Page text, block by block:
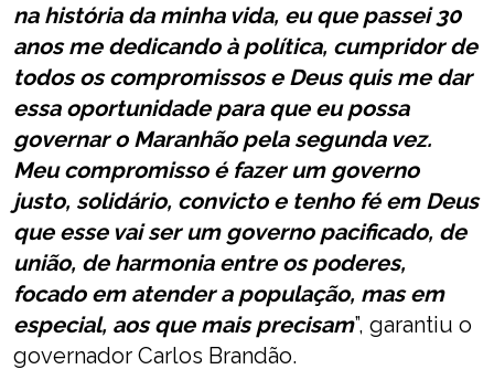
na história da minha vida, eu que passei 30
anos me dedicando à política, cumpridor de
todos os compromissos e Deus quis me dar
essa oportunidade para que eu possa
governar o Maranhão pela segunda vez.
Meu compromisso é fazer um governo
justo, solidário, convicto e tenho fé em Deus
que esse vai ser um governo pacificado, de
união, de harmonia entre os poderes,
focado em atender a população, mas em
especial, aos que mais precisam”, garantiu o
governador Carlos Brandão.